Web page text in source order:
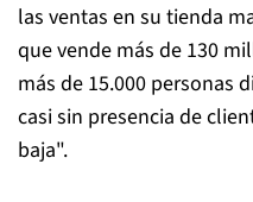
las ventas en su tienda
que vende más de 130
más de 15.000 personas
casi sin presencia de
baja".